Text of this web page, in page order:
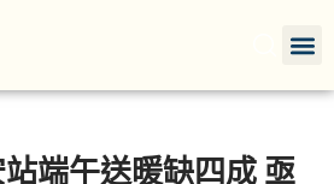
端午送暖缺四成 亟